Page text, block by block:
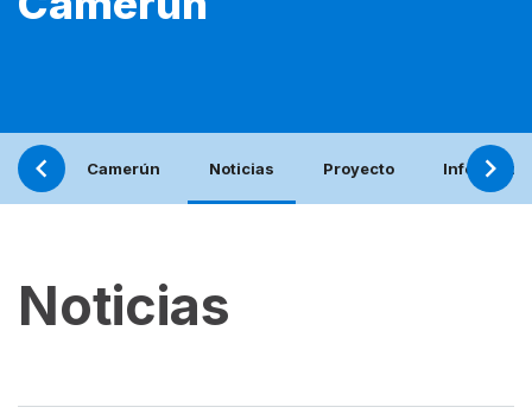
Camerún Noticias Proyecto Informe
Noticias